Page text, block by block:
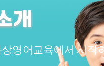
개
영어교육에서 시작